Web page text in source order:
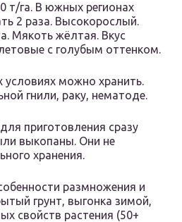
т/га. В южных регионах
2 раза. Высокорослый.
Мякоть жёлтая. Вкус
с голубым оттенком.
можно хранить.
гнили, раку, нематоде.
приготовления сразу
выкопаны. Они не
хранения.
размножения и
грунт, выгонка зимой,
свойств растения (50+